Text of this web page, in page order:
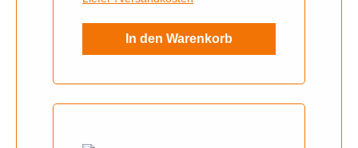
In den Warenkorb